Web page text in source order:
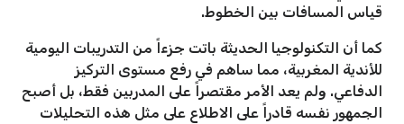
قياس المسافات بين الخطوط.
كما أن التكنولوجيا الحديثة باتت جزءاً من التدريبات اليومية
للأندية المغربية، مما ساهم في رفع مستوى التركيز
الدفاعي. ولم يعد الأمر مقتصراً على المدربين فقط، بل أصبح
الجمهور نفسه قادراً على الاطلاع على مثل هذه التحليلات